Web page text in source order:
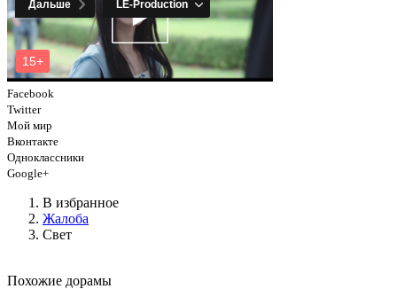
Facebook
Twitter
Мой мир
Вконтакте
Одноклассники
Google+
В избранное
Жалоба
Свет
Похожие дорамы